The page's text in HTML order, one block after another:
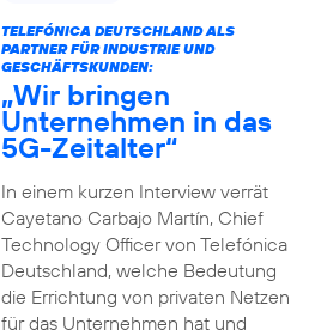
TELEFÓNICA DEUTSCHLAND ALS
PARTNER FÜR INDUSTRIE UND
GESCHÄFTSKUNDEN:
„Wir bringen
Unternehmen in das
5G-Zeitalter“
In einem kurzen Interview verrät
Cayetano Carbajo Martín, Chief
Technology Officer von Telefónica
Deutschland, welche Bedeutung
die Errichtung von privaten Netzen
für das Unternehmen hat und